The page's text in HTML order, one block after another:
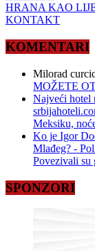
HRANA KAO
KONTAKT
KOMENTARI
Milorad
MOŽETE
Najveći hotel
Meksiku,
Ko je Igor
Mlađeg? -
Povezivali su
SPONZORI